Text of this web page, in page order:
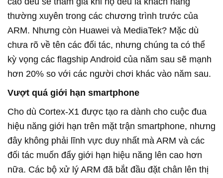
thường xuyên trong các chương trình trước của
ARM. Nhưng còn Huawei và MediaTek? Mặc dù
chưa rõ về tên các đối tác, nhưng chúng ta có thể
kỳ vọng các flagship Android của năm sau sẽ mạnh
hơn 20% so với các người chơi khác vào năm sau.
Vượt quá giới hạn smartphone
Cho dù Cortex-X1 được tạo ra dành cho cuộc đua
hiệu năng giới hạn trên mặt trận smartphone, nhưng
đây không phải lĩnh vực duy nhất mà ARM và các
đối tác muốn đẩy giới hạn hiệu năng lên cao hơn
nữa. Các bộ xử lý ARM đã bắt đầu đặt chân lên thị